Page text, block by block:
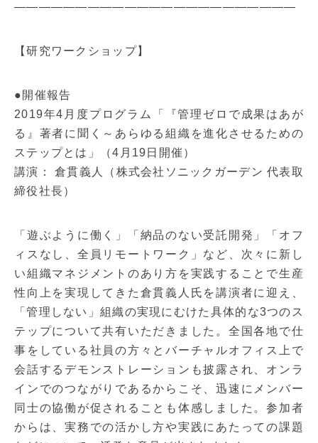
———————————————————————
【研究ワークショップ】
●開催報告
2019年4月度プログラム「『管理ゼロで成果はあが
る』著者に聞く～あらゆる組織を進化させるための
ステップとは」（4月19日開催）
講演： 倉貫義人（株式会社ソニックガーデン 代表取
締役社長）
「遊ぶように働く」「納品のない受託開発」「オフ
ィスなし、全員リモートワーク」など、次々に新し
い組織マネジメントのあり方を実践することで生産
性向上を実現してきた倉貫義人氏を講演者に迎え、
「管理しない」組織の実現にむけた具体的な3つのス
テップについて共有いただきました。全国各地で仕
事をしている社員の方々とバーチャルオフィス上で
会話するデモンストレーションも披露され、オンラ
インでのつながりであるからこそ、迅速にメンバー
同士の協働が促されることも体感しました。参加者
からは、実務での活かし方や実践にあたっての課題